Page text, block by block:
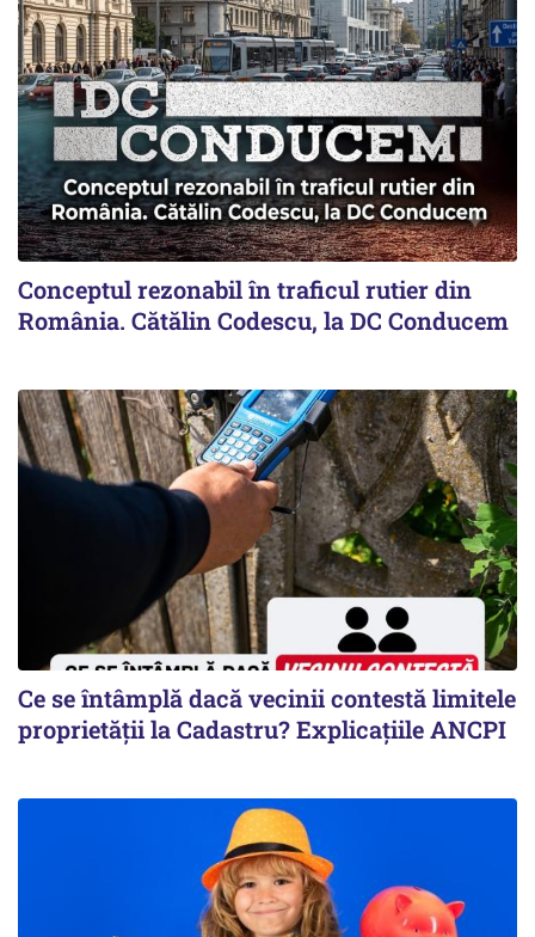
Conceptul rezonabil în traficul rutier din
România. Cătălin Codescu, la DC Conducem
Ce se întâmplă dacă vecinii contestă limitele
proprietății la Cadastru? Explicațiile ANCPI